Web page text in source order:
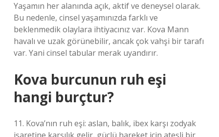
Yaşamın her alanında açık, aktif ve deneysel olarak.
Bu nedenle, cinsel yaşamınızda farklı ve
beklenmedik olaylara ihtiyacınız var. Kova Mann
havalı ve uzak görünebilir, ancak çok vahşi bir tarafı
var. Yani cinsel tabular merak uyandırır.
Kova burcunun ruh eşi
hangi burçtur?
11. Kova’nın ruh eşi: aslan, balık, ibex karşı zodyak